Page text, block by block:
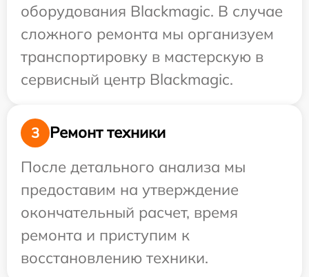
оборудования Blackmagic. В случае
сложного ремонта мы организуем
транспортировку в мастерскую в
сервисный центр Blackmagic.
3
Ремонт техники
После детального анализа мы
предоставим на утверждение
окончательный расчет, время
ремонта и приступим к
восстановлению техники.